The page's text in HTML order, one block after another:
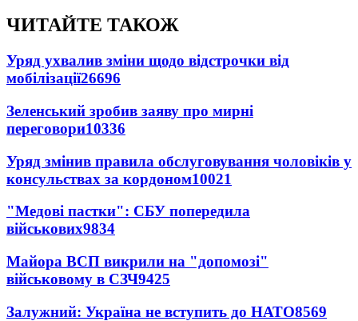
ЧИТАЙТЕ ТАКОЖ
Уряд ухвалив зміни щодо відстрочки від
мобілізації26696
Зеленський зробив заяву про мирні
переговори10336
Уряд змінив правила обслуговування чоловіків у
консульствах за кордоном10021
"Медові пастки": СБУ попередила
військових9834
Майора ВСП викрили на "допомозі"
військовому в СЗЧ9425
Залужний: Україна не вступить до НАТО8569